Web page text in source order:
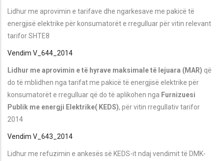
Lidhur me aprovimin e tarifave dhe ngarkesave me pakicë të
energjisë elektrike për konsumatorët e rregulluar për vitin relevant
tarifor SHTE8
Vendim V_644_2014
Lidhur me aprovimin e të hyrave maksimale të lejuara (MAR) që
do të mblidhen nga tarifat me pakicë të energjisë elektrike për
konsumatorët e rregulluar që do të aplikohen nga Furnizuesi
Publik me energji Elektrike( KEDS), për vitin rregullativ tarifor
2014
Vendim V_643_2014
Lidhur me refuzimin e ankesës së KEDS-it ndaj vendimit të DMK-